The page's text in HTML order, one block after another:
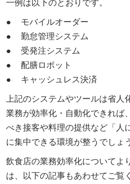
一例は以下のとおりです。
● モバイルオーダー
● 勤怠管理システム
● 受発注システム
● 配膳ロボット
● キャッシュレス決済
上記のシステムやツールは省人
業務が効率化・自動化できれば
べき接客や料理の提供など「人
に集中できる環境が整うでしょ
飲食店の業務効率化についてよ
は、以下の記事もあわせてご覧